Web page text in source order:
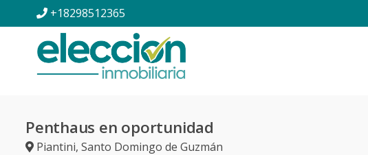
+18298512365
Penthaus en oportunidad
Piantini, Santo Domingo de Guzmán